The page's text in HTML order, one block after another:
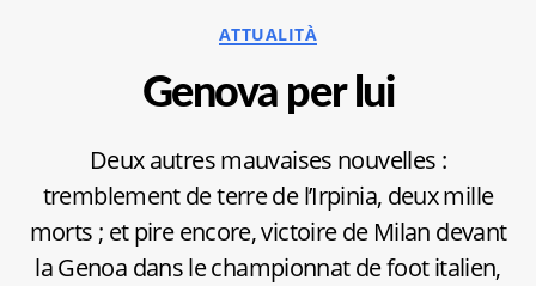
Catégories
ATTUALITÀ
Genova per lui
Deux autres mauvaises nouvelles :
tremblement de terre de l’Irpinia, deux mille
morts ; et pire encore, victoire de Milan devant
la Genoa dans le championnat de foot italien,